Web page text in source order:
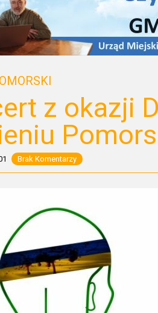
z okazji
Brak Komentarzy